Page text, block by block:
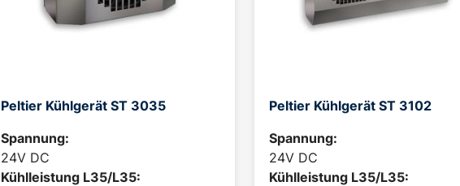
Peltier Kühlgerät ST 3035
Spannung:
24V DC
Kühlleistung L35/L35:
Peltier Kühlgerät ST 3102
Spannung:
24V DC
Kühlleistung L35/L35: